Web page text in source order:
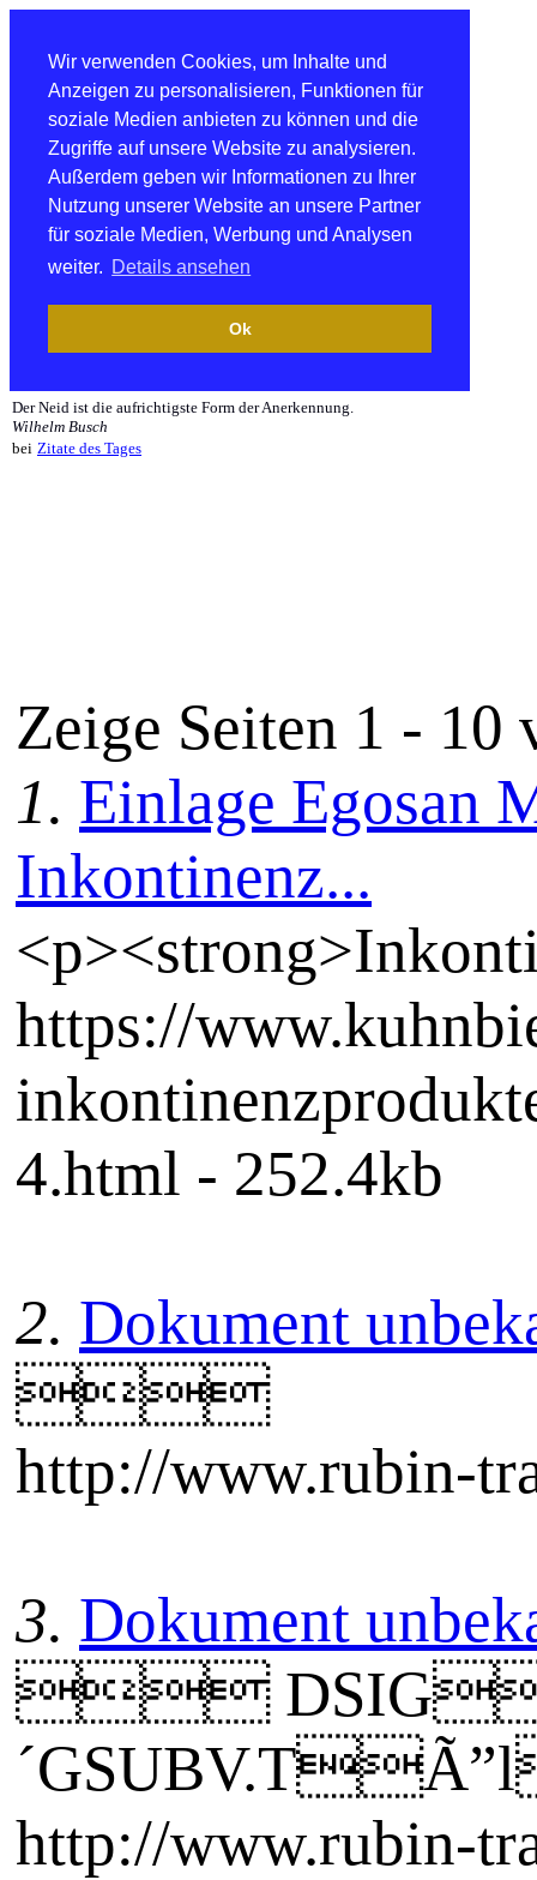
Wir verwenden Cookies, um Inhalte und
Anzeigen zu personalisieren, Funktionen für
soziale Medien anbieten zu können und die
Zugriffe auf unsere Website zu analysieren.
Außerdem geben wir Informationen zu Ihrer
Nutzung unserer Website an unsere Partner
für soziale Medien, Werbung und Analysen
weiter. Details ansehen
Ok
Der Neid ist die aufrichtigste Form der Anerkennung.
Wilhelm Busch
bei Zitate des Tages
Zeige Seiten 1 - 10
1. Einlage Egosan
Inkontinenz...
https://
4.html - 252.4kb
2. Dokument

http://www.rubin-
3. Dokument

http://www.rubin-